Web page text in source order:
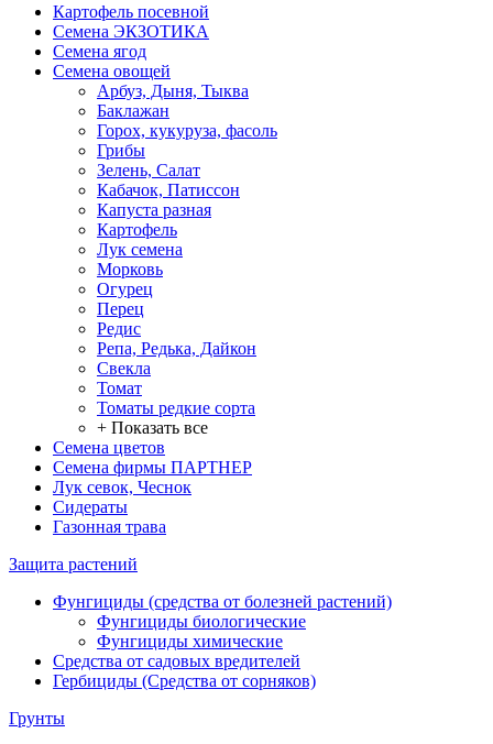
Картофель посевной
Семена ЭКЗОТИКА
Семена ягод
Семена овощей
Арбуз, Дыня, Тыква
Баклажан
Горох, кукуруза, фасоль
Грибы
Зелень, Салат
Кабачок, Патиссон
Капуста разная
Картофель
Лук семена
Морковь
Огурец
Перец
Редис
Репа, Редька, Дайкон
Свекла
Томат
Томаты редкие сорта
+ Показать все
Семена цветов
Семена фирмы ПАРТНЕР
Лук севок, Чеснок
Сидераты
Газонная трава
Защита растений
Фунгициды (средства от болезней растений)
Фунгициды биологические
Фунгициды химические
Средства от садовых вредителей
Гербициды (Средства от сорняков)
Грунты